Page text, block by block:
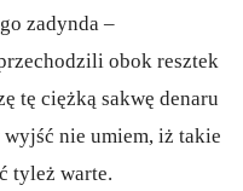
zadynda –
obok resztek
tę ciężką sakwę denaru
nie umiem, iż takie
tyleż warte.